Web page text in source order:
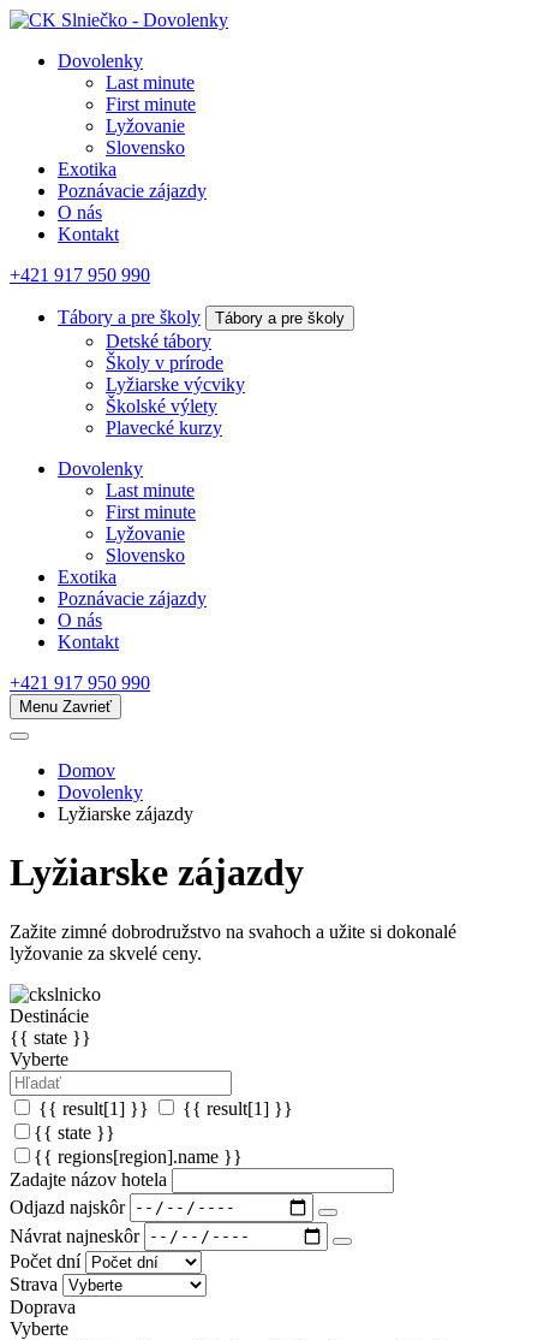
Dovolenky
Last minute
First minute
Lyžovanie
Slovensko
Exotika
Poznávacie zájazdy
O nás
Kontakt
+421 917 950 990
Tábory a pre školy Tábory a pre školy
Detské tábory
Školy v prírode
Lyžiarske výcviky
Školské výlety
Plavecké kurzy
Dovolenky
Last minute
First minute
Lyžovanie
Slovensko
Exotika
Poznávacie zájazdy
O nás
Kontakt
+421 917 950 990
Menu Zavrieť
Domov
Dovolenky
Lyžiarske zájazdy
Lyžiarske zájazdy
Zažite zimné dobrodružstvo na svahoch a užite si dokonalé
lyžovanie za skvelé ceny.
Destinácie
{{ state }}
Vyberte
{{ result[1] }}
{{ result[1] }}
{{ state }}
{{ regions[region].name }}
Zadajte názov hotela
Odjazd najskôr
Návrat najneskôr
Počet dní
Strava
Doprava
Vyberte